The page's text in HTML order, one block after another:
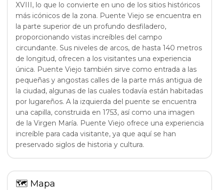
XVIII, lo que lo convierte en uno de los sitios históricos
más icónicos de la zona. Puente Viejo se encuentra en
la parte superior de un profundo desfiladero,
proporcionando vistas increíbles del campo
circundante. Sus niveles de arcos, de hasta 140 metros
de longitud, ofrecen a los visitantes una experiencia
única. Puente Viejo también sirve como entrada a las
pequeñas y angostas calles de la parte más antigua de
la ciudad, algunas de las cuales todavía están habitadas
por lugareños. A la izquierda del puente se encuentra
una capilla, construida en 1753, así como una imagen
de la Virgen María. Puente Viejo ofrece una experiencia
increíble para cada visitante, ya que aquí se han
preservado siglos de historia y cultura.
🗺 Mapa